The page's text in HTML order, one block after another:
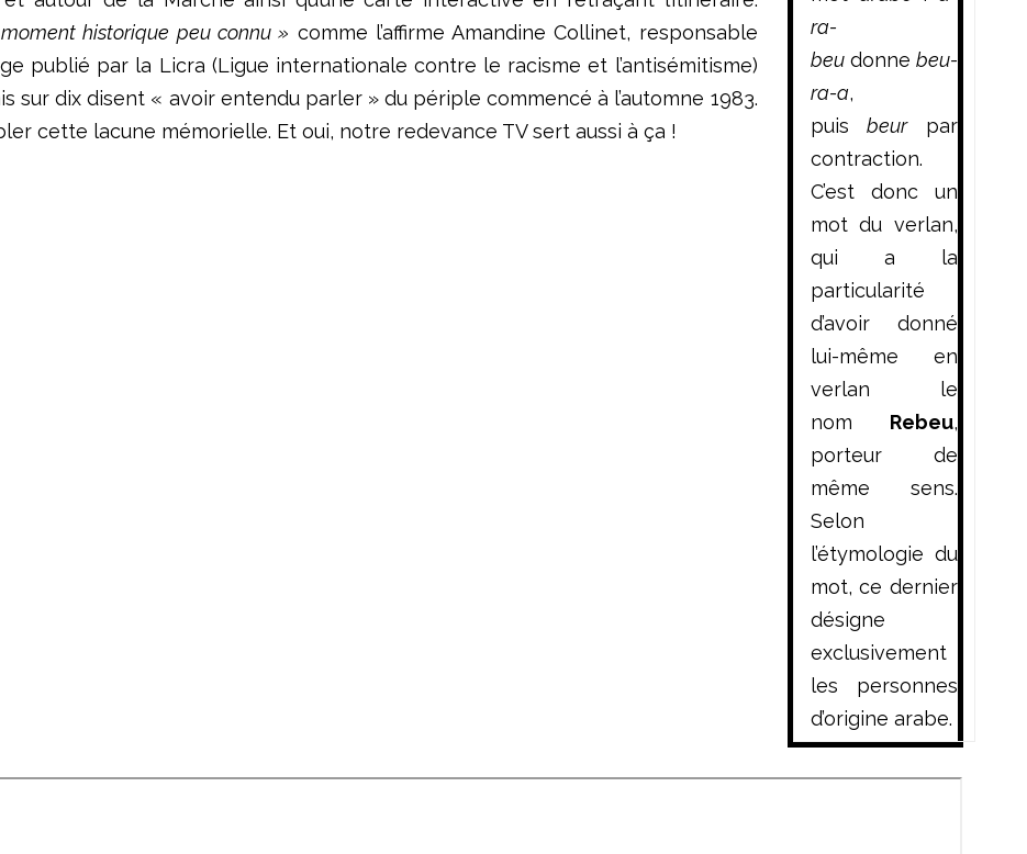
ra-
beudonne beu-
ra-a,
puisbeurpar
contraction.
C’est donc un
mot du verlan,
qui a la
particularité
d’avoir donné
lui-même en
verlan le
nom Rebeu,
porteur de
même sens.
Selon
l’étymologie du
mot, ce dernier
désigne
exclusivement
les personnes
d’origine arabe.
historique peu connu » comme l’affirme Amandine Collinet, responsable
publié par la Licra (Ligue internationale contre le racisme et l’antisémitisme)
sur dix disent « avoir entendu parler » du périple commencé à l’automne 1983.
cette lacune mémorielle. Et oui, notre redevance TV sert aussi à ça !